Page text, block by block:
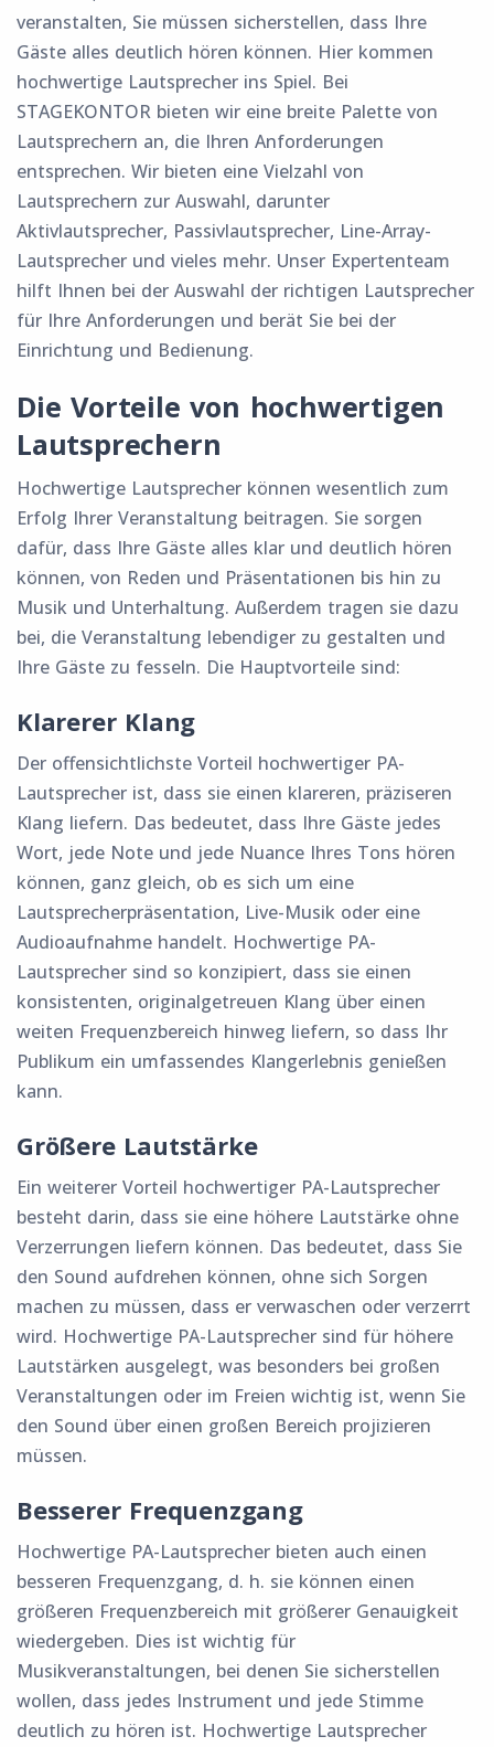
veranstalten, Sie müssen sicherstellen, dass Ihre
Gäste alles deutlich hören können. Hier kommen
hochwertige Lautsprecher ins Spiel. Bei
STAGEKONTOR bieten wir eine breite Palette von
Lautsprechern an, die Ihren Anforderungen
entsprechen. Wir bieten eine Vielzahl von
Lautsprechern zur Auswahl, darunter
Aktivlautsprecher, Passivlautsprecher, Line-Array-
Lautsprecher und vieles mehr. Unser Expertenteam
hilft Ihnen bei der Auswahl der richtigen Lautsprecher
für Ihre Anforderungen und berät Sie bei der
Einrichtung und Bedienung.
Die Vorteile von hochwertigen
Lautsprechern
Hochwertige Lautsprecher können wesentlich zum
Erfolg Ihrer Veranstaltung beitragen. Sie sorgen
dafür, dass Ihre Gäste alles klar und deutlich hören
können, von Reden und Präsentationen bis hin zu
Musik und Unterhaltung. Außerdem tragen sie dazu
bei, die Veranstaltung lebendiger zu gestalten und
Ihre Gäste zu fesseln. Die Hauptvorteile sind:
Klarerer Klang
Der offensichtlichste Vorteil hochwertiger PA-
Lautsprecher ist, dass sie einen klareren, präziseren
Klang liefern. Das bedeutet, dass Ihre Gäste jedes
Wort, jede Note und jede Nuance Ihres Tons hören
können, ganz gleich, ob es sich um eine
Lautsprecherpräsentation, Live-Musik oder eine
Audioaufnahme handelt. Hochwertige PA-
Lautsprecher sind so konzipiert, dass sie einen
konsistenten, originalgetreuen Klang über einen
weiten Frequenzbereich hinweg liefern, so dass Ihr
Publikum ein umfassendes Klangerlebnis genießen
kann.
Größere Lautstärke
Ein weiterer Vorteil hochwertiger PA-Lautsprecher
besteht darin, dass sie eine höhere Lautstärke ohne
Verzerrungen liefern können. Das bedeutet, dass Sie
den Sound aufdrehen können, ohne sich Sorgen
machen zu müssen, dass er verwaschen oder verzerrt
wird. Hochwertige PA-Lautsprecher sind für höhere
Lautstärken ausgelegt, was besonders bei großen
Veranstaltungen oder im Freien wichtig ist, wenn Sie
den Sound über einen großen Bereich projizieren
müssen.
Besserer Frequenzgang
Hochwertige PA-Lautsprecher bieten auch einen
besseren Frequenzgang, d. h. sie können einen
größeren Frequenzbereich mit größerer Genauigkeit
wiedergeben. Dies ist wichtig für
Musikveranstaltungen, bei denen Sie sicherstellen
wollen, dass jedes Instrument und jede Stimme
deutlich zu hören ist. Hochwertige Lautsprecher